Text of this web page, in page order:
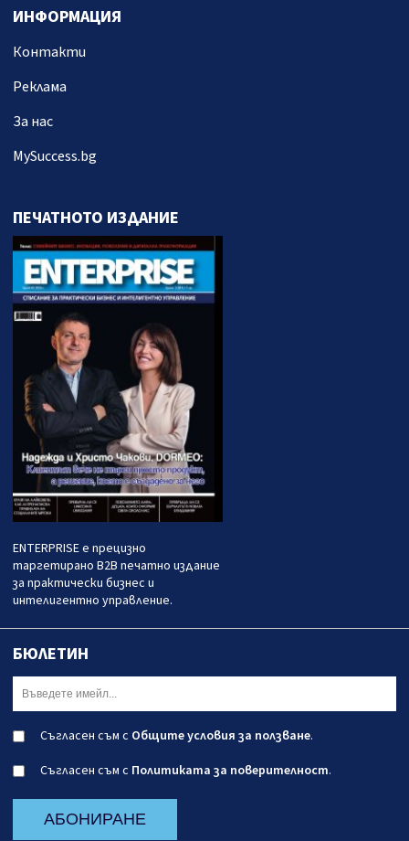
ИНФОРМАЦИЯ
Контакти
Реклама
За нас
MySuccess.bg
ПЕЧАТНОТО ИЗДАНИЕ
ENTERPRISE е прецизно
таргетирано B2B печатно издание
за практически бизнес и
интелигентно управление.
БЮЛЕТИН
Съгласен съм с Общите условия за ползване.
Съгласен съм с Политиката за поверителност.
АБОНИРАНЕ